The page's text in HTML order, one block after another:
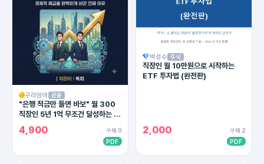
구라엉아 금융
"은행 적금만 들면 바보" 월 300
직장인 5년 1억 무조건 달성하는 4
대 통장 세팅법 (2026 최신판)
4,900
구매 0
PDF
박성수 주식
직장인 월 10만원으로 시작하는
ETF 투자법 (완전판)
2,000
구매 2
PDF